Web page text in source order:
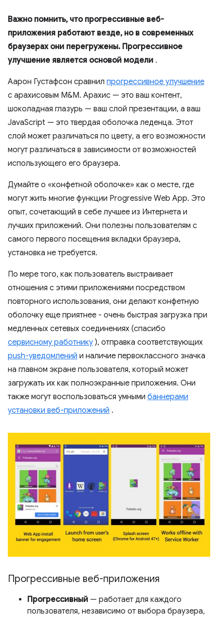
Важно помнить, что прогрессивные веб-
приложения работают везде, но в современных
браузерах они перегружены. Прогрессивное
улучшение является основой модели .
Аарон Густафсон сравнил прогрессивное улучшение
с арахисовым M&M. Арахис — это ваш контент,
шоколадная глазурь — ваш слой презентации, а ваш
JavaScript — это твердая оболочка леденца. Этот
слой может различаться по цвету, а его возможности
могут различаться в зависимости от возможностей
использующего его браузера.
Думайте о «конфетной оболочке» как о месте, где
могут жить многие функции Progressive Web App. Это
опыт, сочетающий в себе лучшее из Интернета и
лучших приложений. Они полезны пользователям с
самого первого посещения вкладки браузера,
установка не требуется.
По мере того, как пользователь выстраивает
отношения с этими приложениями посредством
повторного использования, они делают конфетную
оболочку еще приятнее - очень быстрая загрузка при
медленных сетевых соединениях (спасибо
сервисному работнику ), отправка соответствующих
push-уведомлений и наличие первоклассного значка
на главном экране пользователя, который может
загружать их как полноэкранные приложения. Они
также могут воспользоваться умными баннерами
установки веб-приложений .
Прогрессивные веб-приложения
Прогрессивный — работает для каждого
пользователя, независимо от выбора браузера,